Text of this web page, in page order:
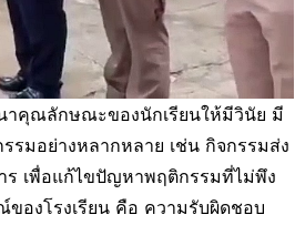
าคุณลักษณะของนักเรียนให้มีวินัย มี
รมอย่างหลากหลาย เช่น กิจกรรมส่ง
เพื่อแก้ไขปัญหาพฤติกรรมที่ไม่พึง
องโรงเรียน คือ ความรับผิดชอบ